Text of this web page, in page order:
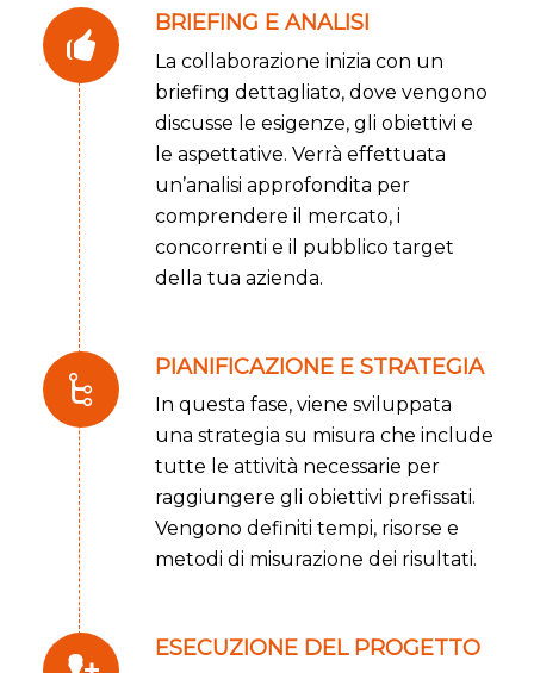
BRIEFING E ANALISI
La collaborazione inizia con un
briefing dettagliato, dove vengono
discusse le esigenze, gli obiettivi e
le aspettative. Verrà effettuata
un’analisi approfondita per
comprendere il mercato, i
concorrenti e il pubblico target
della tua azienda.
PIANIFICAZIONE E STRATEGIA
In questa fase, viene sviluppata
una strategia su misura che include
tutte le attività necessarie per
raggiungere gli obiettivi prefissati.
Vengono definiti tempi, risorse e
metodi di misurazione dei risultati.
ESECUZIONE DEL PROGETTO